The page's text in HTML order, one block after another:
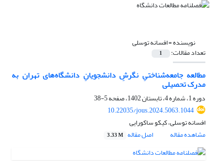
نویسنده =افسانه توسلی
تعداد مقالات: 1
مطالعه جامعه‌شناختیِ نگرشِ دانشجویانِ دانشگاه‌های تهران به
مدرک تحصیلی
دوره 1، شماره 4، تابستان 1402، صفحه
5-38
10.22035/jous.2024.5063.1044
افسانه توسلی، کیکو ساکورایی
مشاهده مقاله
اصل مقاله 3.33 M